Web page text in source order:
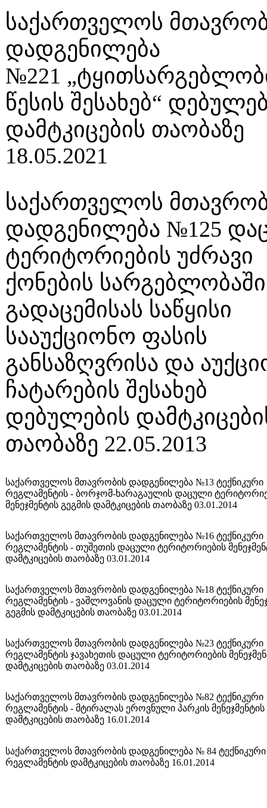
საქართველოს
დადგენილება
№221
წესის შესახებ“
დამტკიცების თაობაზე
18.05.2021
საქართველოს
დადგენილება №125
ტერიტორიების უძრავი
ქონების სარგებლობაში
გადაცემისას საწყისი
სააუქციონო ფასის
განსაზღვრისა და
ჩატარების შესახებ
დებულების
თაობაზე 22.05.2013
საქართველოს მთავრობის დადგენილება №13 ტექნიკური
რეგლამენტის - ბორჯომ-ხარაგაულის დაცული
მენეჯმენტის გეგმის დამტკიცების თაობაზე 03.01.2014
საქართველოს მთავრობის დადგენილება №16 ტექნიკური
რეგლამენტის - თუშეთის დაცული ტერიტორიების
დამტკიცების თაობაზე 03.01.2014
საქართველოს მთავრობის დადგენილება №18 ტექნიკური
რეგლამენტის - ვაშლოვანის დაცული ტერიტორიების
გეგმის დამტკიცების თაობაზე 03.01.2014
საქართველოს მთავრობის დადგენილება №23 ტექნიკური
რეგლამენტის ჯავახეთის დაცული ტერიტორიების
დამტკიცების თაობაზე 03.01.2014
საქართველოს მთავრობის დადგენილება №82 ტექნიკური
რეგლამენტის - მტირალას ეროვნული პარკის მენეჯმენტის
დამტკიცების თაობაზე 16.01.2014
საქართველოს მთავრობის დადგენილება № 84 ტექნიკური
რეგლამენტის დამტკიცების თაობაზე 16.01.2014